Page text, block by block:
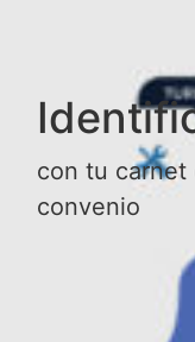
con tu carnet
convenio